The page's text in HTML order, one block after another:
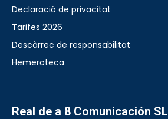
Declaració de privacitat
Tarifes 2026
Descàrrec de responsabilitat
Hemeroteca
Real de a 8 Comunicación SL